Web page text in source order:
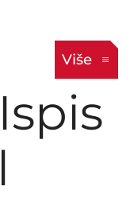
Više
Ispis